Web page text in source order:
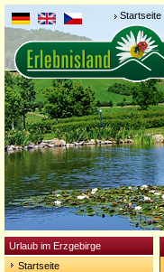
Startseite
Urlaub im Erzgebirge
Startseite